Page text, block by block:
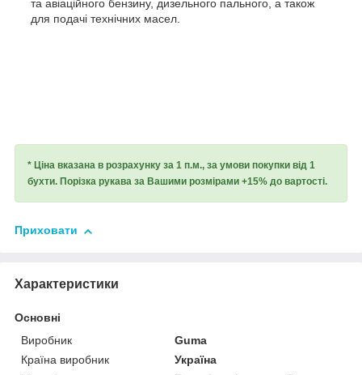
та авіаційного бензину, дизельного пального, а також
для подачі технічних масел.
* Ціна вказана в розрахунку за 1 п.м., за умови покупки від 1
бухти. Порізка рукава за Вашими розмірами +15% до вартості.
Приховати
Характеристики
Основні
Виробник
Guma
Країна виробник
Україна